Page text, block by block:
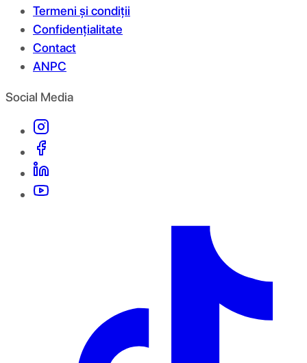
Termeni și condiții
Confidențialitate
Contact
ANPC
Social Media